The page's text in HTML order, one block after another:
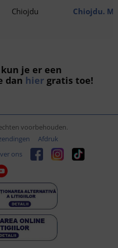
Chiojdu Chiojdu.
je er een
dan hier gratis toe!
voorbehouden.
Afdruk
ons